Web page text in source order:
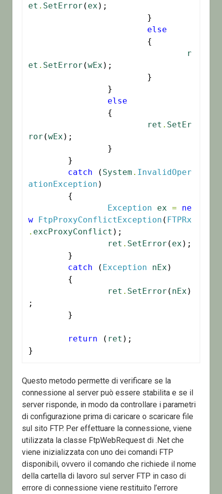
et . SetError ( ex );
else
r
et . SetError (wEx );
else
ret . SetEr
ror (wEx );
catch ( System . InvalidOper
ationException )
Exception
ex =
ne
w
FtpProxyConflictException ( FTPRx
. excProxyConflict );
ret . SetError ( ex );
catch ( Exception nEx )
ret . SetError ( nEx )
;
return ( ret );
}
Questo metodo permette di verificare se la
connessione al server può essere stabilita e se il
server risponde, in modo da controllare i parametri
di configurazione prima di caricare o scaricare file
sul sito FTP. Per effettuare la connessione, viene
utilizzata la classe FtpWebRequest di .Net che
viene inizializzata con uno dei comandi FTP
disponibili, ovvero il comando che richiede il nome
della cartella di lavoro sul server FTP in caso di
errore di connessione viene restituito l’errore